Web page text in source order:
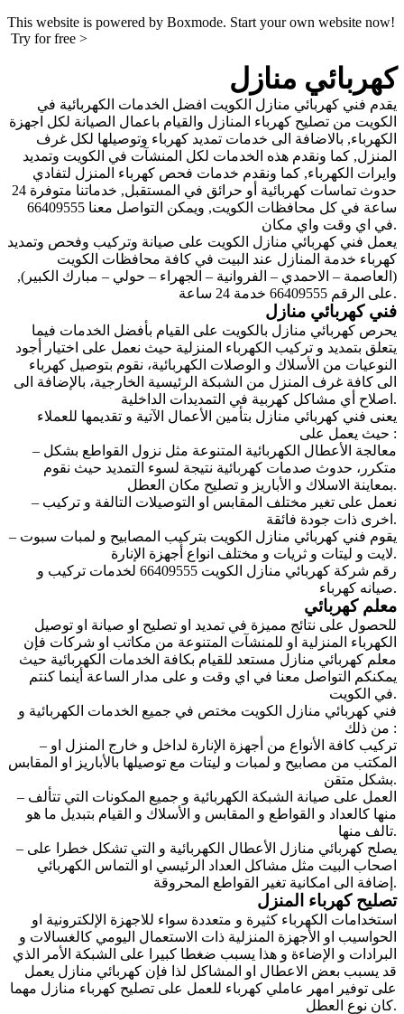
This website is powered by Boxmode. Start your own website now!
Try for free >
كهربائي منازل
يقدم فني كهربائي منازل الكويت افضل الخدمات الكهربائية في
الكويت من تصليح كهرباء المنازل والقيام باعمال الصيانة لكل اجهزة
الكهرباء, بالاضافة الى خدمات تمديد كهرباء وتوصيلها لكل غرف
المنزل, كما ونقدم هذه الخدمات لكل المنشآت في الكويت وتمديد
وايرات الكهرباء, كما ونقدم خدمات فحص كهرباء المنزل لتفادي
حدوث تماسات كهربائية أو حرائق في المستقبل, خدماتنا متوفرة 24
ساعة في كل محافظات الكويت, ويمكن التواصل معنا 66409555
في اي وقت واي مكان.
يعمل فني كهربائي منازل الكويت على صيانة وتركيب وفحص وتمديد
كهرباء خدمة المنازل عند البيت في كافة محافظات الكويت
(العاصمة – الاحمدي – الفروانية – الجهراء – حولي – مبارك الكبير),
على الرقم 66409555 خدمة 24 ساعة.
فني كهربائي منازل
يحرص كهربائي منازل بالكويت على القيام بأفضل الخدمات فيما
يتعلق بتمديد و تركيب الكهرباء المنزلية حيث نعمل على اختيار أجود
النوعيات من الأسلاك و الوصلات الكهربائية، نقوم بتوصيل كهرباء
الى كافة غرف المنزل من الشبكة الرئيسية الخارجية، بالإضافة الى
اصلاح أي مشاكل كهربية في التمديدات الداخلية.
يعنى فني كهربائي منازل بتأمين الأعمال الآتية و تقديمها للعملاء
حيث يعمل على :
– معالجة الأعطال الكهربائية المتنوعة مثل نزول القواطع بشكل
متكرر، حدوث صدمات كهربائية نتيجة لسوء التمديد حيث نقوم
بمعاينة الاسلاك و الأباريز و تصليح مكان العطل.
– نعمل على تغير مختلف المقابس او التوصيلات التالفة و تركيب
اخرى ذات جودة فائقة.
– يقوم فني كهربائي منازل الكويت بتركيب المصابيح و لمبات سبوت
لايت و ليتات و ثريات و مختلف انواع أجهزة الإنارة.
رقم شركة كهربائي منازل الكويت 66409555 لخدمات تركيب و
صيانه كهرباء.
معلم كهربائي
للحصول على نتائج مميزة في تمديد او تصليح او صيانة او توصيل
الكهرباء المنزلية او للمنشآت المتنوعة من مكاتب او شركات فإن
معلم كهربائي منازل مستعد للقيام بكافة الخدمات الكهربائية حيث
يمكنكم التواصل معنا في اي وقت و على مدار الساعة أينما كنتم
في الكويت.
فني كهربائي منازل الكويت مختص في جميع الخدمات الكهربائية و
من ذلك :
– تركيب كافة الأنواع من أجهزة الإنارة لداخل و خارج المنزل او
المكتب من مصابيح و لمبات و ليتات مع توصيلها بالأباريز او المقابس
بشكل متقن.
– العمل على صيانة الشبكة الكهربائية و جميع المكونات التي تتألف
منها كالعداد و القواطع و المقابس و الأسلاك و القيام بتبديل ما هو
تالف منها.
– يصلح كهربائي منازل الأعطال الكهربائية و التي تشكل خطرا على
اصحاب البيت مثل مشاكل العداد الرئيسي او التماس الكهربائي
إضافة الى امكانية تغير القواطع المحروقة.
تصليح كهرباء المنزل
استخدامات الكهرباء كثيرة و متعددة سواء للاجهزة الإلكترونية او
الحواسيب او الأجهزة المنزلية ذات الاستعمال اليومي كالغسالات و
البرادات و الإضاءة و هذا يسبب ضغطا كبيرا على الشبكة الأمر الذي
قد يسبب بعض الاعطال او المشاكل لذا فإن كهربائي منازل يعمل
على توفير امهر عاملي كهرباء للعمل على تصليح كهرباء منازل مهما
كان نوع العطل.